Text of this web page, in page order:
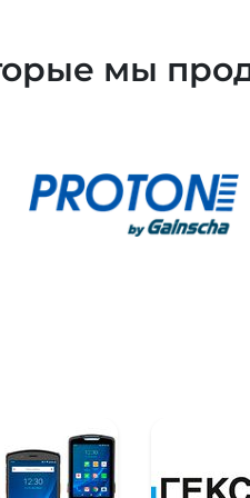
мы